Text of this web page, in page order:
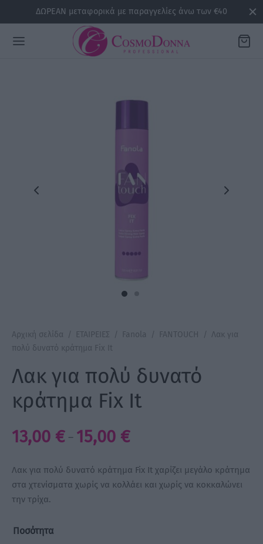
ΔΩΡΕΑΝ μεταφορικά με παραγγελίες άνω των €40
Αρχική σελίδα / ΕΤΑΙΡΕΙΕΣ / Fanola / FANTOUCH / Λακ για
πολύ δυνατό κράτημα Fix It
Λακ για πολύ δυνατό
κράτημα Fix It
13,00 € – 15,00 €Price
13,00 €
through
Λακ για πολύ δυνατό κράτημα Fix It χαρίζει μεγάλο κράτημα
στα χτενίσματα χωρίς να κολλάει και χωρίς να κοκκαλώνει
την τρίχα.
Ποσότητα
Xanitalia